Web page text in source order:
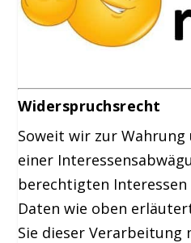
Widerspruchsrecht
Soweit wir zur Wahrung
einer
berechtigten
Daten wie oben
Sie dieser